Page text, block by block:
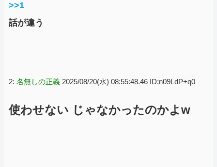
>>1
話が違う
2: 名無しの正義 2025/08/20(水) 08:55:48.46 ID:n09LdP+q0
使わせない じゃなかったのかよw